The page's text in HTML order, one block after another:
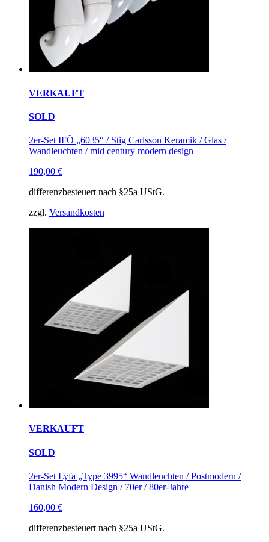
VERKAUFT
SOLD
2er-Set IFÖ „6035“ / Stig Carlsson Keramik / Glas /
Wandleuchten / mid century modern design
190,00 €
differenzbesteuert nach §25a UStG.
zzgl. Versandkosten
VERKAUFT
SOLD
2er-Set Lyfa „Type 3995“ Wandleuchten / Postmodern /
Danish Modern Design / 70er / 80er-Jahre
160,00 €
differenzbesteuert nach §25a UStG.